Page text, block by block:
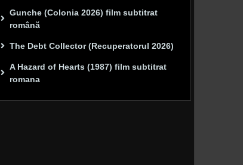
Gunche (Colonia 2026) film subtitrat
română
The Debt Collector (Recuperatorul 2026)
A Hazard of Hearts (1987) film subtitrat
romana